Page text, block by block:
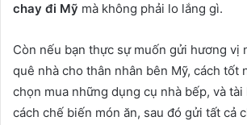
chay đi Mỹ mà không phải lo lắng gì.
Còn nếu bạn thực sự muốn gửi hương vị
quê nhà cho thân nhân bên Mỹ, cách tốt
chọn mua những dụng cụ nhà bếp, và
cách chế biến món ăn, sau đó gửi tất cả